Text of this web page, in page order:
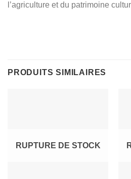
l’agriculture et du patrimoine
PRODUITS SIMILAIRES
RUPTURE DE STOCK